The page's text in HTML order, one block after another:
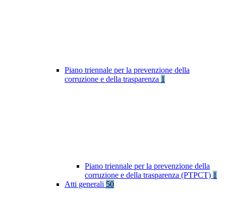
Piano triennale per la prevenzione della
corruzione e della trasparenza 1
Piano triennale per la prevenzione della
corruzione e della trasparenza (PTPCT) 1
Atti generali 50